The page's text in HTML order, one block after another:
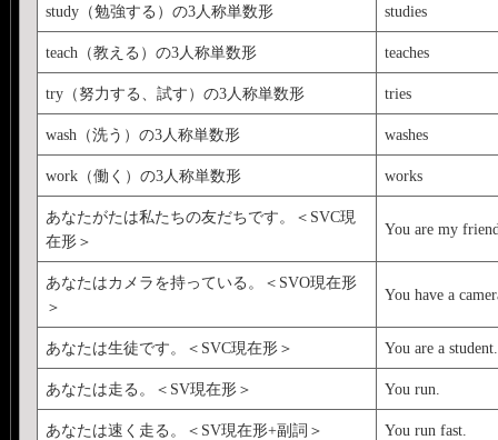
study（勉強する）の3人称単数形 studies
teach（教える）の3人称単数形 teaches
try（努力する、試す）の3人称単数形 tries
wash（洗う）の3人称単数形 washes
work（働く）の3人称単数形 works
あなたがたは私たちの友だちです。＜SVC現
在形＞
You are my
あなたはカメラを持っている。＜SVO現在形
＞
You have a
あなたは生徒です。＜SVC現在形＞ You are a student.
あなたは走る。＜SV現在形＞ You run.
あなたは速く走る。＜SV現在形+副詞＞ You run fast.